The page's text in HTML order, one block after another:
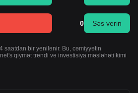
0 Səs verin
saatdan bir yenilənir. Bu, cəmiyyətin
qiymət trendi və investisiya məsləhəti kimi